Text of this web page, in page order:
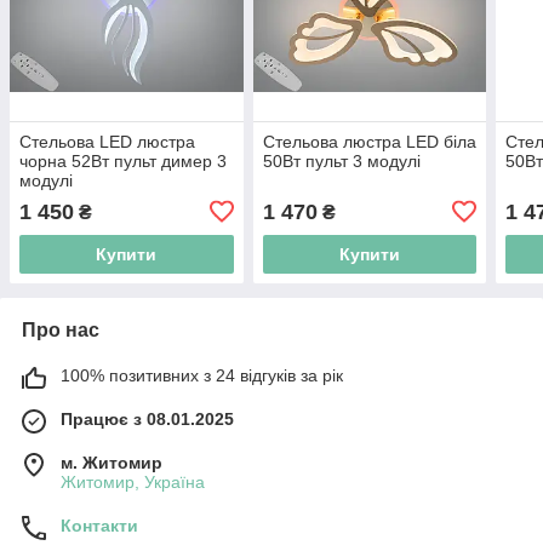
Стельова LED люстра
чорна 52Вт пульт димер 3
модулі
1 450 ₴
Купити
Стельова люстра LED біла
50Вт пульт 3 модулі
1 470₴
Купити
1
Про нас
100% позитивних з 24 відгуків за рік
Працює з 08.01.2025
м. Житомир
Житомир, Україна
Контакти